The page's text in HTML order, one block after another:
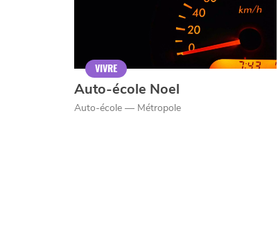
VIVRE
Auto-école Noel
Auto-école — Métropole